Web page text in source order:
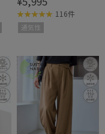
ク タックワイドパンツ/U
Vカット・速乾
116件
通気性